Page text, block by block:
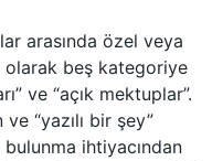
arasında özel veya
olarak beş kategoriye
ve “açık mektuplar”.
“yazılı bir şey”
ihtiyacından